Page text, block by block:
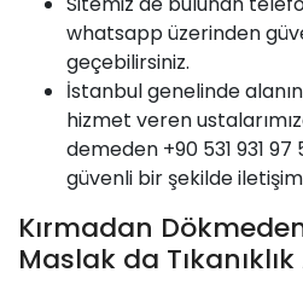
whatsapp üzerinden
geçebilirsiniz.
İstanbul genelinde
hizmet veren
demeden +90 531 931
güvenli bir şekilde
Kırmadan
Maslak da